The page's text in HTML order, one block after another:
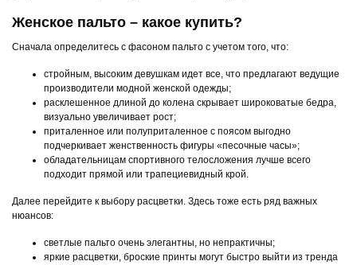
Женское пальто – какое купить?
Сначала определитесь с фасоном пальто с учетом того, что:
стройным, высоким девушкам идет все, что предлагают ведущие
производители модной женской одежды;
расклешенное длиной до колена скрывает широковатые бедра,
визуально увеличивает рост;
приталенное или полуприталенное с поясом выгодно
подчеркивает женственность фигуры «песочные часы»;
обладательницам спортивного телосложения лучше всего
подходит прямой или трапециевидный крой.
Далее перейдите к выбору расцветки. Здесь тоже есть ряд важных
нюансов:
светлые пальто очень элегантны, но непрактичны;
яркие расцветки, броские принты могут быстро выйти из тренда